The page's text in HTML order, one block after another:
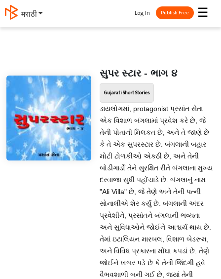
मराठी ☰
Log In Publish Free
સુપર સ્ટાર - ભાગ ૪
Gujarati Short Stories
ડાયલોગમાં, protagonist પ્રસાંત સેતા
એક વિશાળ બંગલામાં પ્રવેશ કરે છે, જે
તેની પોતાની મિલકત છે, અને તે જાણે છે
કે તે એક સુપરસ્ટાર છે. બંગલાની બહાર
મોટી ટોળકીઓ એકઠી છે, અને તેની
બોડીગાર્ડો તેને સુરક્ષિત રીતે બંગલાના મુખ્ય
દરવાજા સુધી પહોંચાડે છે. બંગલાનું નામ
"Ali Villa" છે, જે તેણે અને તેની પત્ની
સોનાલીએ શેર કર્યું છે. બંગલાની અંદર
પ્રવેશીને, પ્રસાંતને બંગલાની ભવ્યતા
અને સુવિધાઓને જોઈને આશ્ચર્ય થાય છે.
તેમાં ઇટાલિયન મારબલ, વિશાળ બેડરૂમ,
અને વિવિધ પ્રકારના મોંઘા કપડાં છે. તેણે
જોઈને ખબર પડે છે કે તેની જિંદગી હવે
વૈભવશાળી બની ગઈ છે, જ્યાં તેની